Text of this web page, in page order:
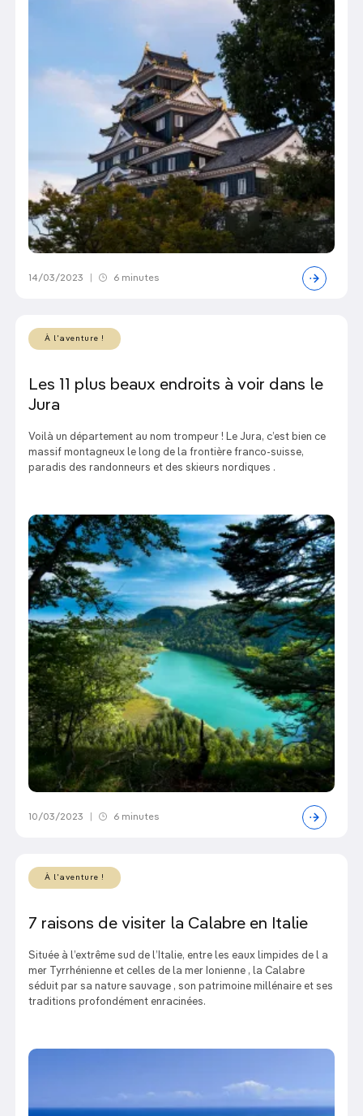
14/03/2023 6 minutes
À l'aventure !
Les 11 plus beaux endroits à voir dans le
Jura
Voilà un département au nom trompeur ! Le Jura, c’est bien ce
massif montagneux le long de la frontière franco-suisse,
paradis des randonneurs et des skieurs nordiques .
10/03/2023 6 minutes
À l'aventure !
7 raisons de visiter la Calabre en Italie
Située à l’extrême sud de l’Italie, entre les eaux limpides de l a
mer Tyrrhénienne et celles de la mer Ionienne , la Calabre
séduit par sa nature sauvage , son patrimoine millénaire et ses
traditions profondément enracinées.